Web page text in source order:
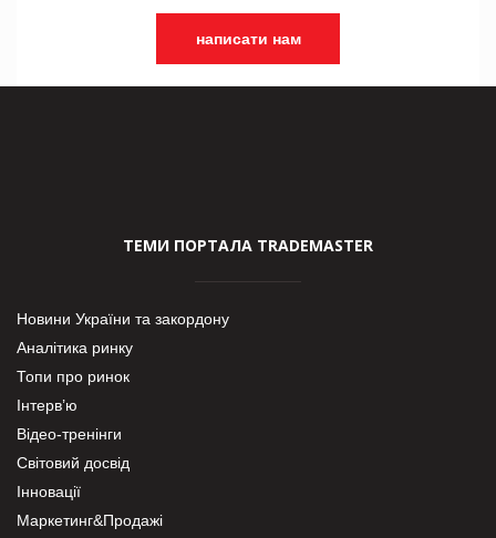
написати нам
ТЕМИ ПОРТАЛА TRADEMASTER
Новини України та закордону
Аналітика ринку
Топи про ринок
Інтерв’ю
Відео-тренінги
Світовий досвід
Інновації
Маркетинг&Продажі